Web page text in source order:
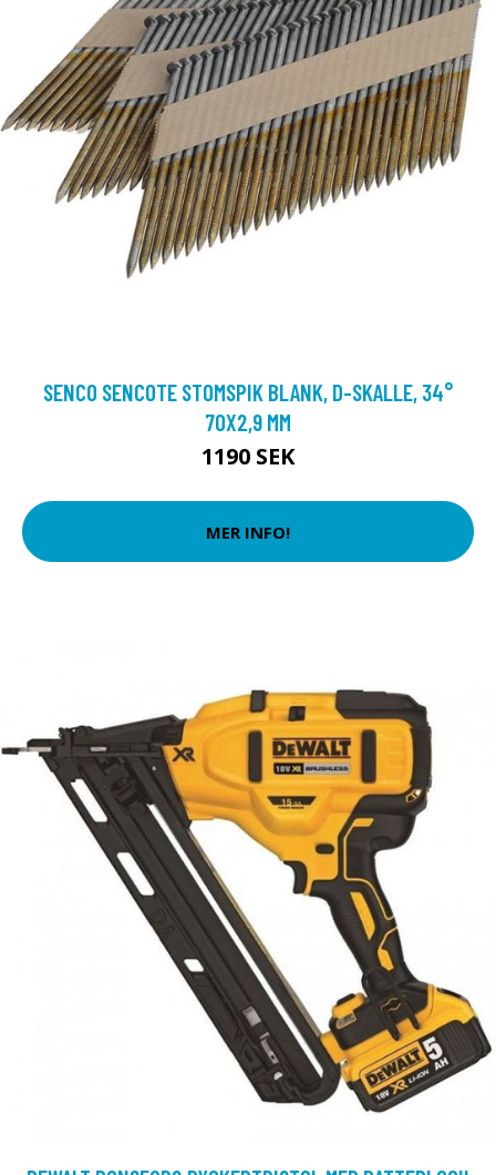
SENCO SENCOTE STOMSPIK BLANK, D-SKALLE, 34°
70X2,9 MM
1190 SEK
MER INFO!